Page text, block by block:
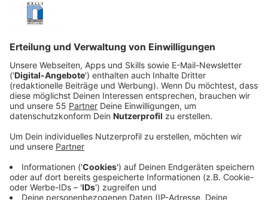
Antonio. Sie werden in ihrem Auto erschossen,
Barbaras Sohn überlebt und wird vom Täter an
Veröffentlicht: Sonntag, 09.11.2025 21:19
Anzeige
Mit dem Anruf des Bauern bei der Polizei, der das Kind
findet, beginnt eine Ära der ins Nichts laufenden
Ermittlungen, der Verurteilungen und Revidierungen
derselben. Über die Jahre sollen zahlreiche Spuren
aufgegriffen werden, um den Täter zu fassen. Der Fall